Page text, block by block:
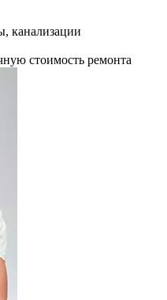
канализации
стоимость ремонта